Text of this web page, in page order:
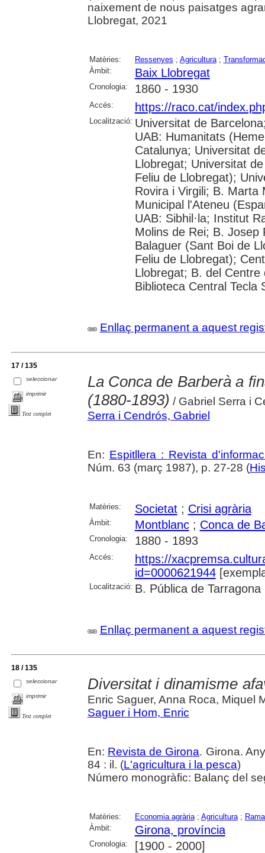
naixement de nous paisatges
Llobregat, 2021
Matèries: Ressenyes ; Agricultura;
Àmbit:
Baix Llobregat
Cronologia: 1860 - 1930
Accés: https://raco.cat/
Localització: Universitat de
UAB: Humanitats
Catalunya; Universitat
Llobregat; Universitat
Feliu de Llobregat);
Rovira i Virgili; B. Marta
Municipal l'Ateneu
UAB: Sibhil·la; Institut
Molins de Rei; B. Josep
Balaguer (Sant Boi de
Feliu de Llobregat);
Llobregat; B. del
Biblioteca Central Tecla
Enllaç permanent a aquest
17 / 135
seleccionar
imprimir
Text complet
La Conca de Barberà a
(1880-1893) / Gabriel Serra i
Serra i Cendrós, Gabriel
En: Espitllera : Revista
Núm. 63 (març 1987), p. 27-28 (
Matèries: Societat; Crisi agrària
Àmbit: Montblanc; Conca de
Cronologia: 1880 - 1893
Accés:
https://
id=0000621944
Localització: B. Pública de Tarragona
Enllaç permanent a aquest
18 / 135
seleccionar
imprimir
Text complet
Diversitat i dinamisme
Enric Saguer, Anna Roca, Miquel
Saguer i Hom, Enric
En: Revista de Girona. Girona.
84 : il. (L'agricultura i la pesca)
Número monogràfic: Balanç del
Matèries: Economia agrària; Agricultura;
Àmbit:
Girona, província
Cronologia: [1900 - 2000]